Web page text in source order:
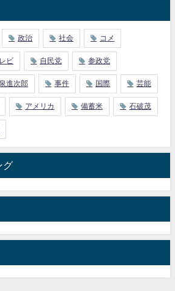
政治 社会 コメ
ビ 自民党 参政党
進次郎 事件 国際 芸能
アメリカ 備蓄米 石破茂
グ